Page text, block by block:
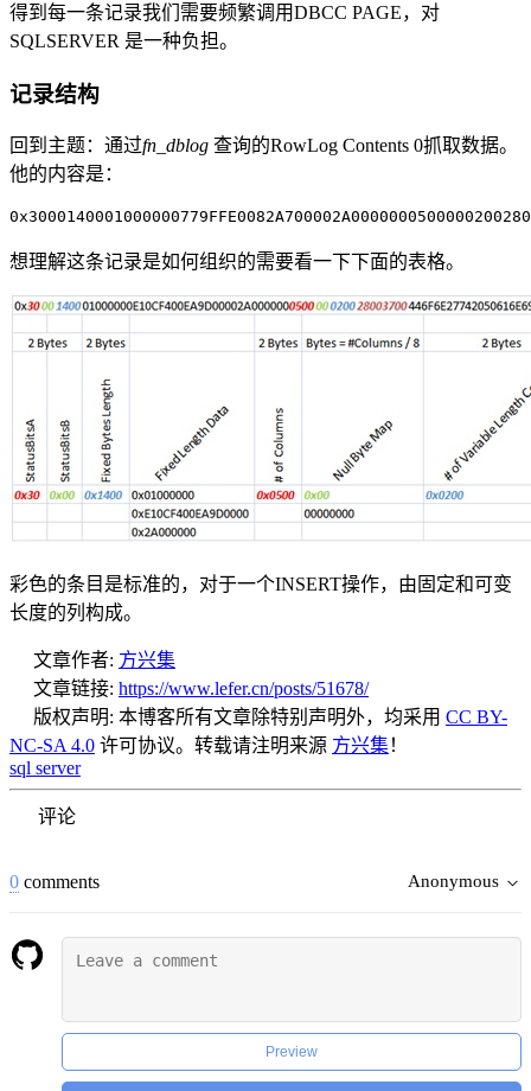
得到每一条记录我们需要频繁调用DBCC PAGE，对
SQLSERVER 是一种负担。
记录结构
回到主题：通过fn_dblog 查询的RowLog Contents 0抓取数据。
他的内容是：
想理解这条记录是如何组织的需要看一下下面的表格。
彩色的条目是标准的，对于一个INSERT操作，由固定和可变
长度的列构成。
文章作者: 方兴集
文章链接: https://www.lefer.cn/posts/51678/
版权声明: 本博客所有文章除特别声明外，均采用 CC BY-
NC-SA 4.0 许可协议。转载请注明来源 方兴集！
sql server
评论
0 comments Anonymous
Preview